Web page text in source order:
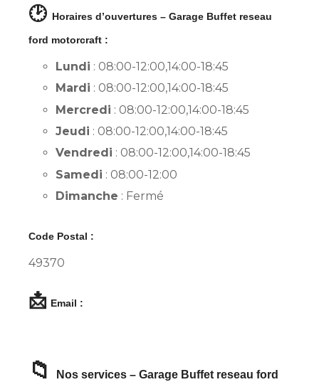
🕑 Horaires d’ouvertures – Garage Buffet reseau
ford motorcraft :
Lundi : 08:00-12:00,14:00-18:45
Mardi : 08:00-12:00,14:00-18:45
Mercredi : 08:00-12:00,14:00-18:45
Jeudi : 08:00-12:00,14:00-18:45
Vendredi : 08:00-12:00,14:00-18:45
Samedi : 08:00-12:00
Dimanche : Fermé
Code Postal :
49370
📩 Email :
📁 Nos services – Garage Buffet reseau ford